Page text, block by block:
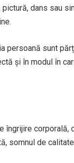
dans sau
persoană sunt
și în modul în
îngrijire corporală,
somnul de